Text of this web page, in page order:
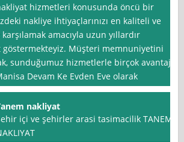
hizmetleri konusunda öncü bir
nakliye ihtiyaçlarınızı en kaliteli ve
amacıyla uzun yıllardır
göstermekteyiz. Müşteri memnuniyetini
sunduğumuz hizmetlerle birçok avantaj
Devam Ke Evden Eve olarak
nakliyat
içi ve şehirler arasi tasimacilik TANEM